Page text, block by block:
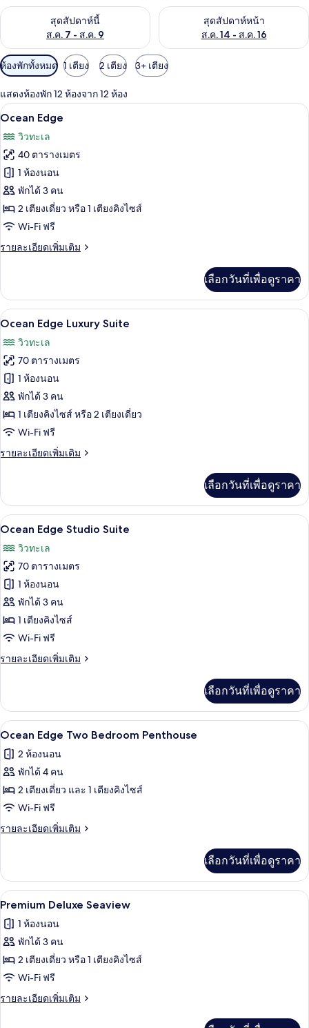
สุดสัปดาห์นี้
ส.ค. 7 - ส.ค. 9
ตรวจสอบจำนวนห้องพักว่างในสุดสัปดาห์นี้ ส.ค. 7 - ส.ค. 9
สุดสัปดาห์หน้า
ส.ค. 14 - ส.ค. 16
ตรวจสอบจำนวนห้องพักว่างใน
ตัว
กรอง
ที่
มี
ให้
สำหรับ
ห้อง
พัก
ห้องพักทั้งหมด 1 เตียง 2 เตียง 3+ เตียง
แสดงห้องพัก 12 ห้องจาก 12 ห้อง
เปิด
ภาพถ่าย
ทั้งหมด
ของ
Ocean
Edge
Ocean Edge | ตู้นิรภัยในห้องพัก, โต๊ะท
5
Ocean Edge
วิวทะเล
40 ตารางเมตร
1 ห้องนอน
พักได้ 3 คน
2 เตียงเดี่ยว หรือ 1 เตียงคิงไซส์
Wi-Fi ฟรี
รายละเอียดเพิ่มเติม
ราย
เกี่ยว
กับ
Ocean
เลือกวันที่เพื่อดูราคา
เปิด
ภาพถ่าย
ทั้งหมด
ของ
Ocean
Edge
Luxury
Ocean Edge Luxury Suite | ตู้นิรภัยใ
5
Ocean Edge Luxury Suite
วิวทะเล
70 ตารางเมตร
1 ห้องนอน
พักได้ 3 คน
1 เตียงคิงไซส์ หรือ 2 เตียงเดี่ยว
Wi-Fi ฟรี
รายละเอียดเพิ่มเติม
ราย
เกี่ยว
กับ
Ocean
Luxury
Suite
เลือกวันที่เพื่อดูราคา
เปิด
ภาพถ่าย
ทั้งหมด
ของ
Ocean
Edge
Studio
ตู้นิรภัยในห้องพัก, โต๊ะทำงาน, Wi-Fi ฟรี
4
Ocean Edge Studio Suite
วิวทะเล
70 ตารางเมตร
1 ห้องนอน
พักได้ 3 คน
1 เตียงคิงไซส์
Wi-Fi ฟรี
รายละเอียดเพิ่มเติม
ราย
เกี่ยว
กับ
Ocean
Studio
Suite
เลือกวันที่เพื่อดูราคา
เปิด
ภาพถ่าย
ทั้งหมด
ของ
Ocean
Edge
Two
Penthouse
5
Ocean Edge Two Bedroom Penthouse
2 ห้องนอน
พักได้ 4 คน
2 เตียงเดี่ยว และ 1 เตียงคิงไซส์
Wi-Fi ฟรี
รายละเอียดเพิ่มเติม
ราย
เกี่ยว
กับ
Ocean
Two
Bedroom
เลือกวันที่เพื่อดูราคา
เปิด
ภาพถ่าย
ทั้งหมด
ของ
Premium
Deluxe
Seaview
ตู้นิรภัยในห้องพัก, โต๊ะทำงาน, Wi-Fi ฟรี
5
Premium Deluxe Seaview
1 ห้องนอน
พักได้ 3 คน
2 เตียงเดี่ยว หรือ 1 เตียงคิงไซส์
Wi-Fi ฟรี
รายละเอียดเพิ่มเติม
ราย